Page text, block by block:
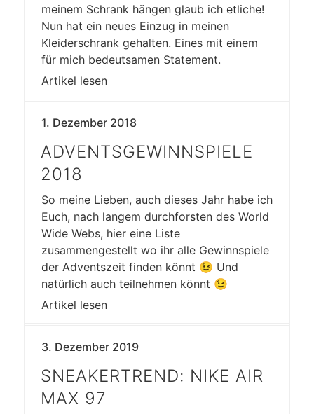
meinem Schrank hängen glaub ich etliche!
Nun hat ein neues Einzug in meinen
Kleiderschrank gehalten. Eines mit einem
für mich bedeutsamen Statement.
Artikel lesen
1. Dezember 2018
ADVENTSGEWINNSPIELE
2018
So meine Lieben, auch dieses Jahr habe ich
Euch, nach langem durchforsten des World
Wide Webs, hier eine Liste
zusammengestellt wo ihr alle Gewinnspiele
der Adventszeit finden könnt 😉 Und
natürlich auch teilnehmen könnt 😉
Artikel lesen
3. Dezember 2019
SNEAKERTREND: NIKE AIR
MAX 97